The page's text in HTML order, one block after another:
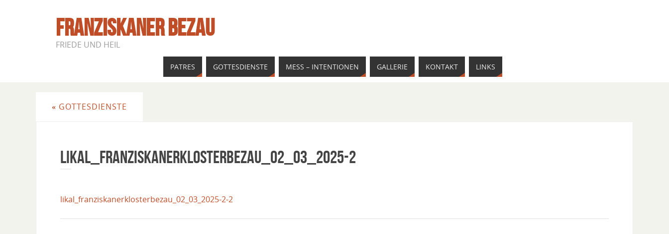
FRANZISKANER BEZAU
FRIEDE UND HEIL
PATRES GOTTESDIENSTE MESS – INTENTIONEN GALLERIE KONTAKT LINKS
« GOTTESDIENSTE
Likal_FranziskanerklosterBezau_02_03_2025-2
likal_franziskanerklosterbezau_02_03_2025-2-2